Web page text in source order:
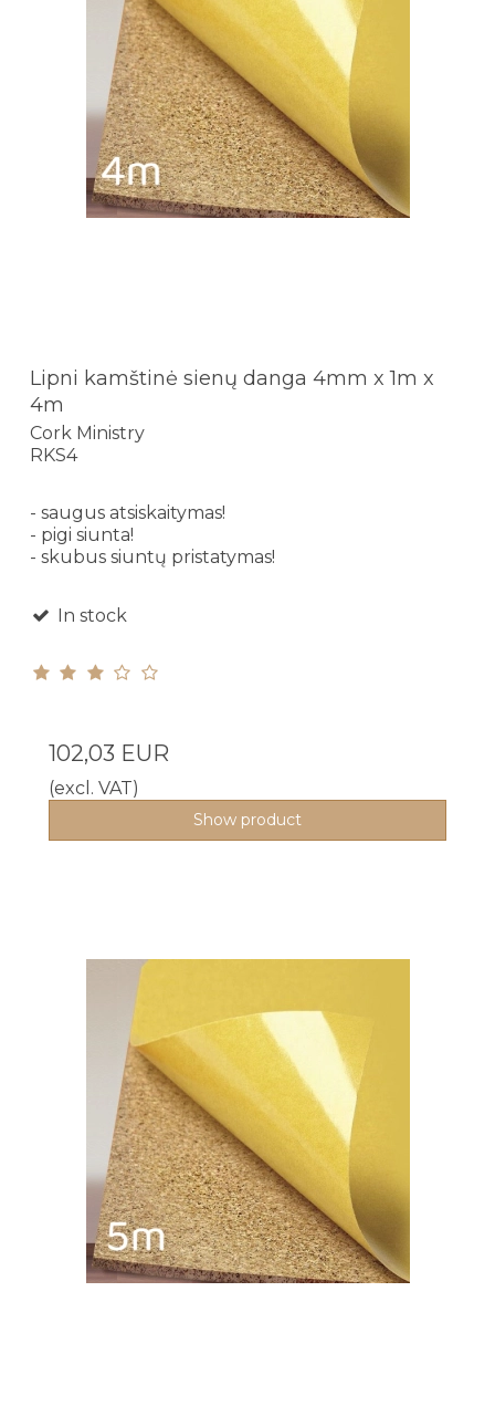
Lipni kamštinė sienų danga 4mm x 1m x
4m
Cork Ministry
RKS4
- saugus atsiskaitymas!
- pigi siunta!
- skubus siuntų pristatymas!
In stock
102,03 EUR
(excl. VAT)
Show product